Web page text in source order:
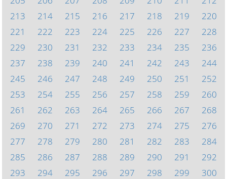
213
214 215 216 217 218 219
220
221
222 223 224 225 226 227
228
229
230 231 232 233 234 235
236
237
238 239 240 241 242 243
244
245
246 247 248 249 250 251
252
253
254 255 256 257 258 259
260
261
262 263 264 265 266 267
268
269
270 271 272 273 274 275
276
277
278 279 280 281 282 283
284
285
286 287 288 289 290 291
292
293
294 295 296 297 298 299
300